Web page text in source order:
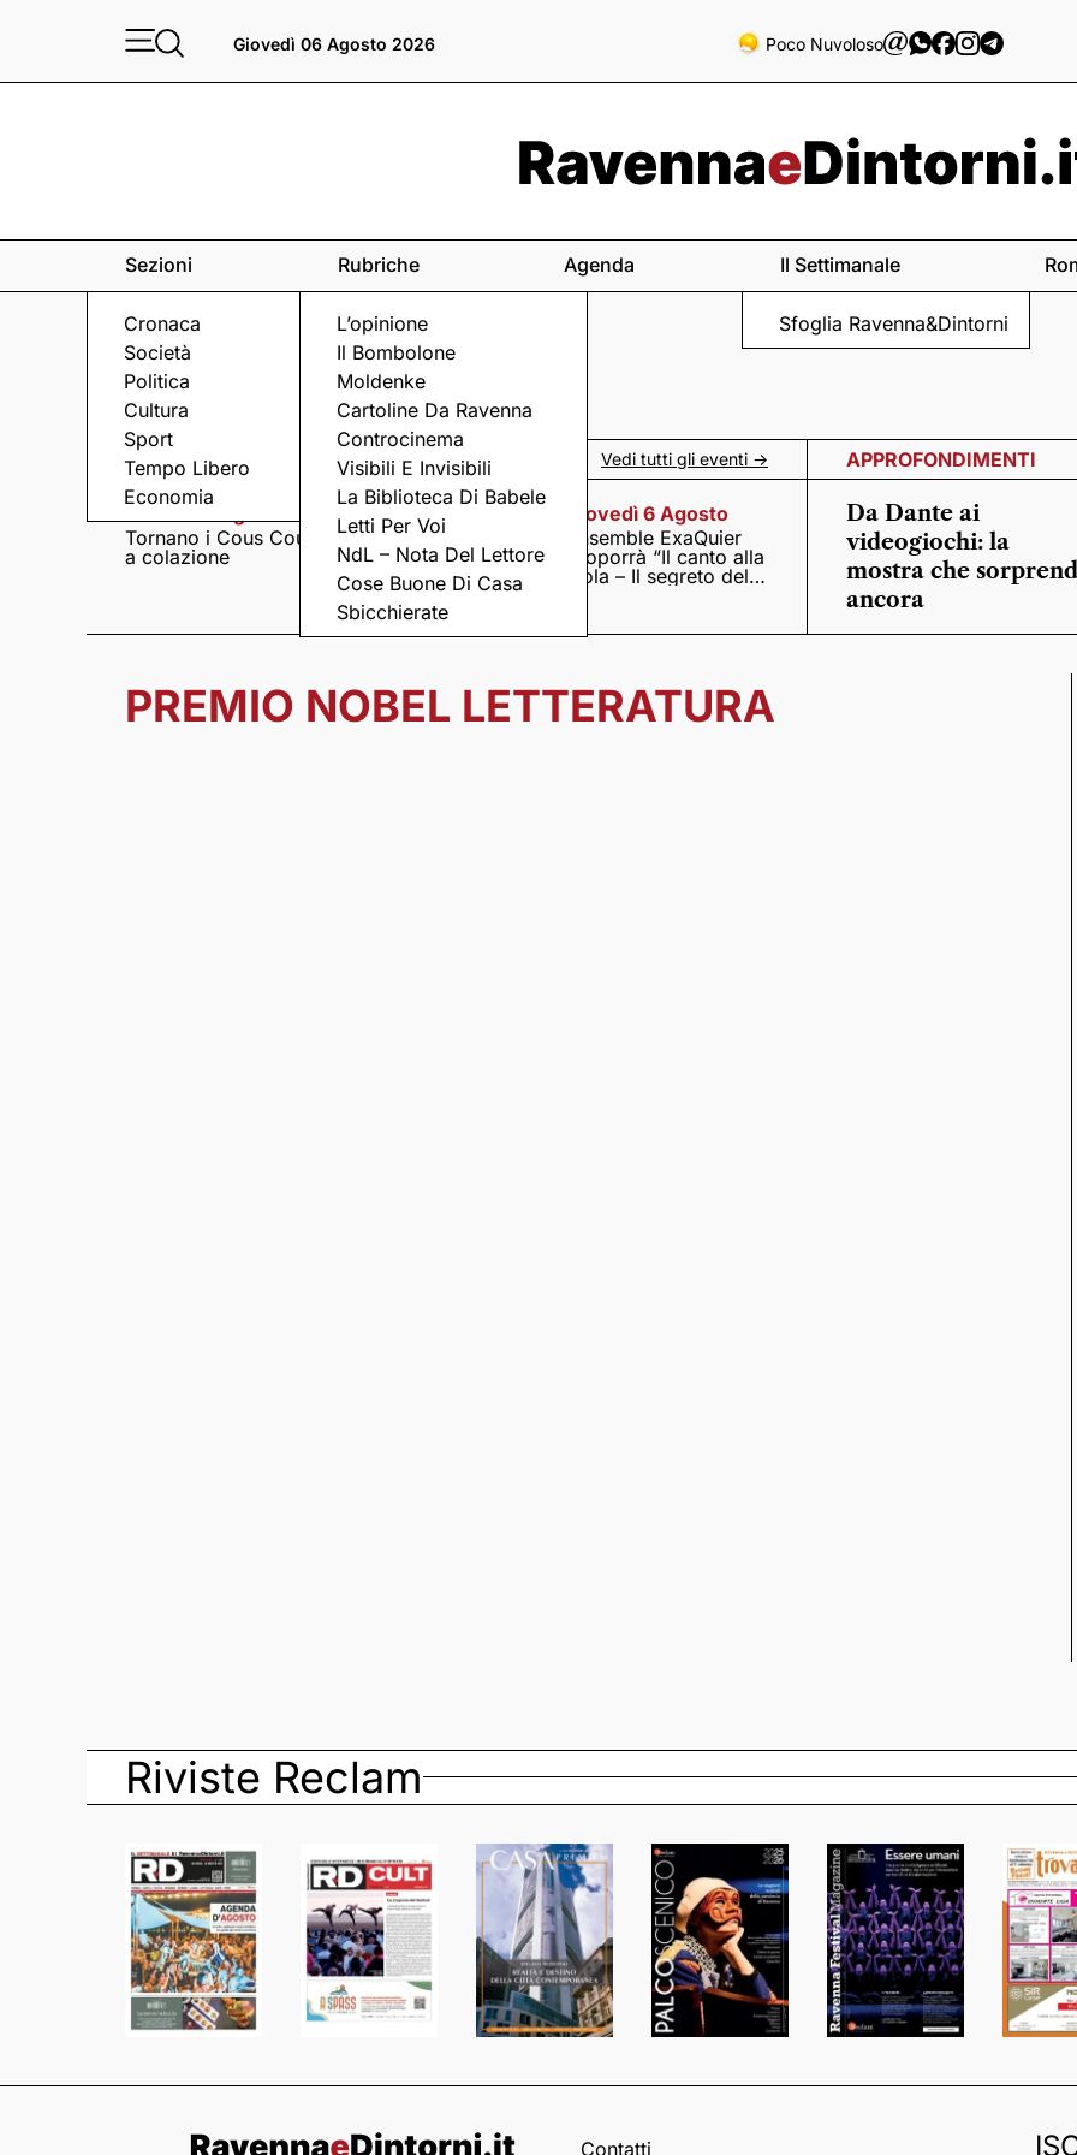
Giovedì 06 Agosto 2026 Poco Nuvoloso
Sezioni
Cronaca
Società
Politica
Cultura
Sport
Tempo Libero
Economia
Rubriche
L’opinione
Il Bombolone
Moldenke
Cartoline Da Ravenna
Controcinema
Visibili E Invisibili
La Biblioteca Di Babele
Letti Per Voi
NdL – Nota Del Lettore
Cose Buone Di Casa
Sbicchierate
Agenda Il Settimanale
Sfoglia Ravenna&Dintorni
Eventi a Ravenna e dintorni Vedi tutti gli eventi ->
Tornano i Cous Cous
a colazione
Giovedì 6 Agosto
Visita serale nella
Pieve romanica di
San Pietro in Sylvis
Giovedì 6 Agosto
Ensemble ExaQuier
proporrà “Il canto alla
viola – Il segreto del
APPROFONDIMENTI
Da Dante ai
videogiochi: la
mostra che
ancora
PREMIO NOBEL LETTERATURA
Riviste Reclam
Contatti